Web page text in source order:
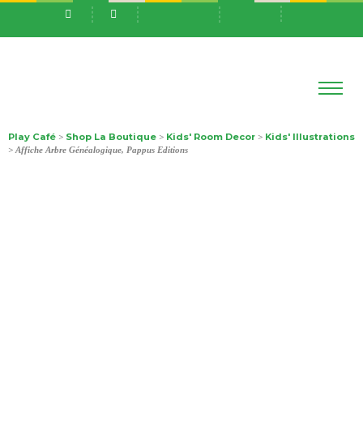
Play Café > Shop La Boutique > Kids' Room Decor > Kids' Illustrations
> Affiche Arbre Généalogique, Pappus Editions